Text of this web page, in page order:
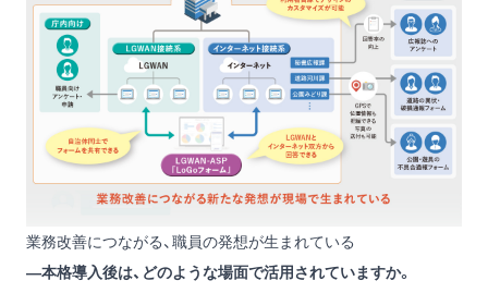
業務改善につながる、職員の発想が生まれている
―本格導入後は、どのような場面で活用されていますか。